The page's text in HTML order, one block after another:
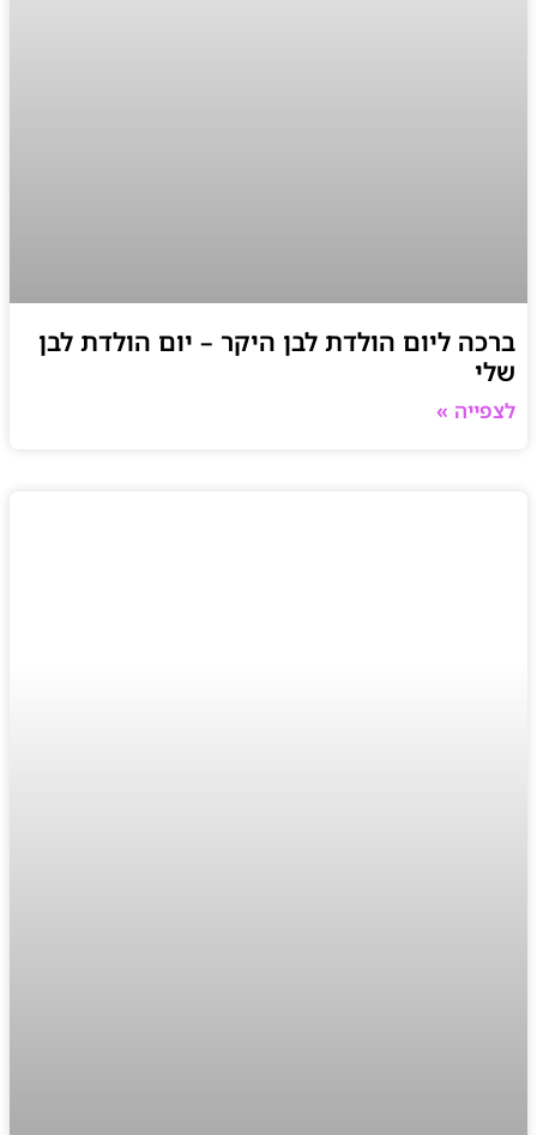
ברכה ליום הולדת לבן היקר – יום הולדת לבן
שלי
לצפייה »